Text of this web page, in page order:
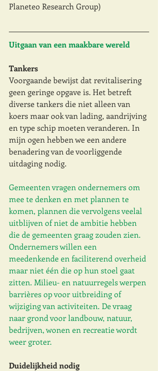
Planeteo Research Group)
Uitgaan van een maakbare wereld
Tankers
Voorgaande bewijst dat revitalisering
geen geringe opgave is. Het betreft
diverse tankers die niet alleen van
koers maar ook van lading, aandrijving
en type schip moeten veranderen. In
mijn ogen hebben we een andere
benadering van de voorliggende
uitdaging nodig.
Gemeenten vragen ondernemers om
mee te denken en met plannen te
komen, plannen die vervolgens veelal
uitblijven of niet de ambitie hebben
die de gemeenten graag zouden zien.
Ondernemers willen een
meedenkende en faciliterend overheid
maar niet één die op hun stoel gaat
zitten. Milieu- en natuurregels werpen
barrières op voor uitbreiding of
wijziging van activiteiten. De vraag
naar grond voor landbouw, natuur,
bedrijven, wonen en recreatie wordt
weer groter.
Duidelijkheid nodig